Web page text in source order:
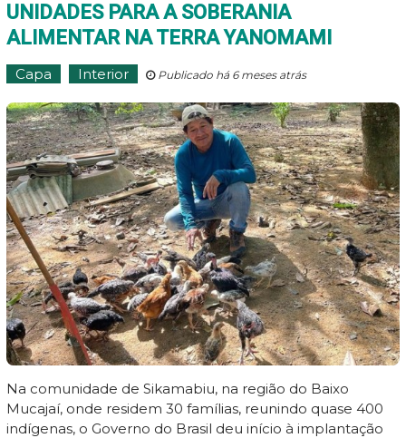
UNIDADES PARA A SOBERANIA
ALIMENTAR NA TERRA YANOMAMI
Capa Interior Publicado há 6 meses atrás
Na comunidade de Sikamabiu, na região do Baixo
Mucajaí, onde residem 30 famílias, reunindo quase 400
indígenas, o Governo do Brasil deu início à implantação